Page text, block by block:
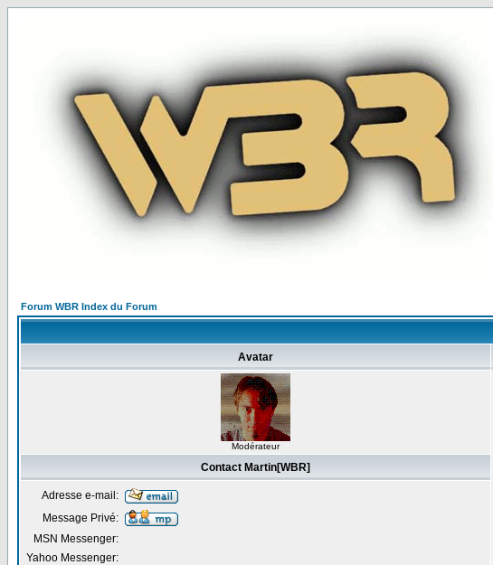
Forum WBR Index du Forum
Avatar
Modérateur
Contact Martin[WBR]
Adresse e-mail:
Message Privé:
MSN Messenger:
Yahoo Messenger: